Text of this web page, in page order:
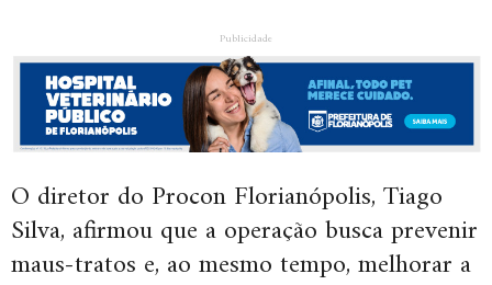
Publicidade
O diretor do Procon Florianópolis, Tiago
Silva, afirmou que a operação busca prevenir
maus-tratos e, ao mesmo tempo, melhorar a